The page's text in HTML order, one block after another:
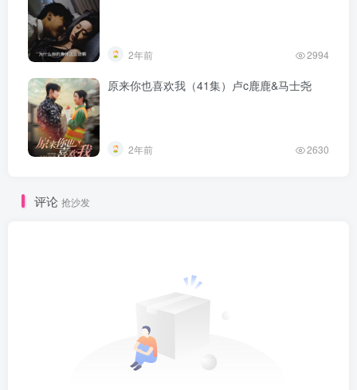
2年前 2994
原来你也喜欢我（41集）卢c鹿鹿&马士尧
2年前 2630
评论 抢沙发